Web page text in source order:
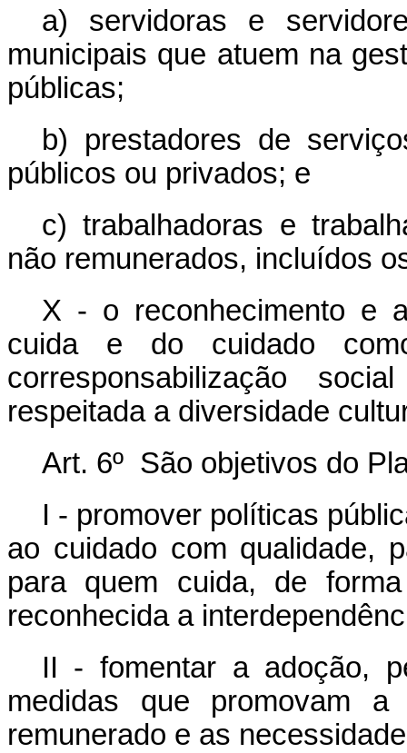
a) servidoras e
municipais que atuem na
públicas;
b) prestadores de
públicos ou privados; e
c) trabalhadoras e
não remunerados, incluídos
X - o reconhecimento e
cuida e do cuidado
corresponsabilização
respeitada a diversidade
Art. 6º São objetivos do
I - promover políticas
ao cuidado com qualidade,
para quem cuida, de
reconhecida a
II - fomentar a adoção,
medidas que promovam a
remunerado e as